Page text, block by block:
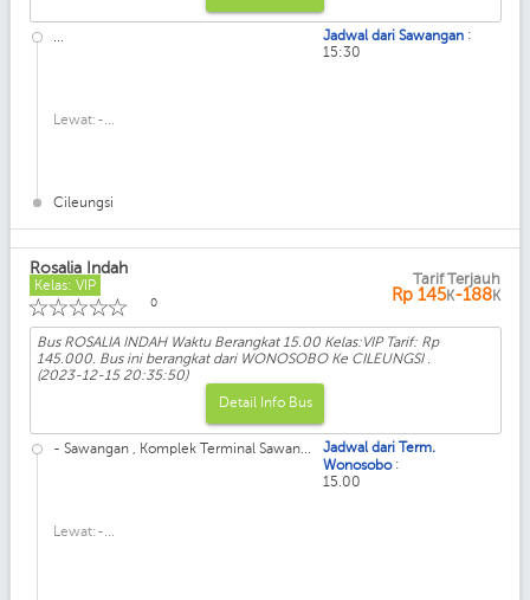
Lewat:-...
Cileungsi
Jadwal dari Sawangan :
15:30
Rosalia Indah
Kelas: VIP
☆
☆
☆
☆
☆ 0
Tarif Terjauh
Rp 145K-188K
Bus ROSALIA INDAH Waktu Berangkat 15.00 Kelas:VIP Tarif: Rp
145.000. Bus ini berangkat dari WONOSOBO Ke CILEUNGSI .
(2023-12-15 20:35:50)
Detail Info Bus
- Sawangan , Komplek Terminal Sawan...
Lewat:-...
Jadwal dari Term.
Wonosobo :
15.00